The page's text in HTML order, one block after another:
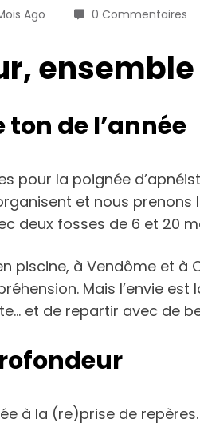
Ago 0 Commentaires
de l’année
pour la poignée
et nous
deux fosses de 6 et
piscine, à Vendôme et
Mais l’envie
et de repartir avec de
à la (re)prise de